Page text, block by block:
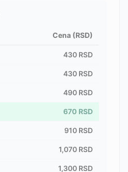
Cena (RSD)
430 RSD
430 RSD
490 RSD
670 RSD
910 RSD
1,070 RSD
1,300 RSD